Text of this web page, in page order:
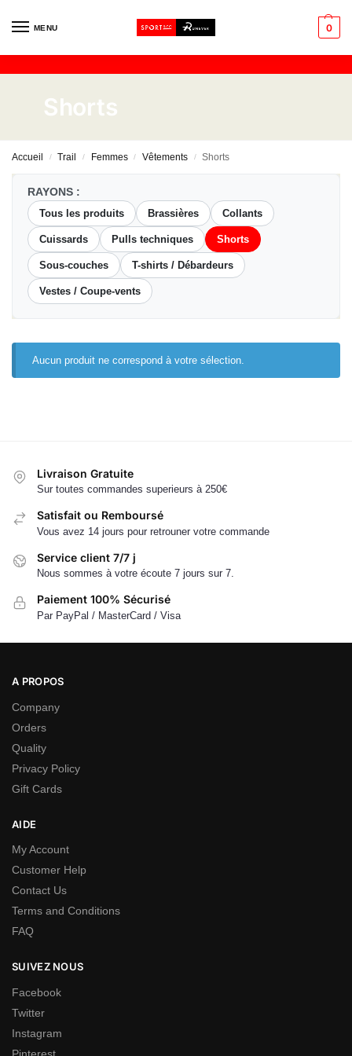
MENU 0
Shorts
Accueil / Trail / Femmes / Vêtements / Shorts
RAYONS :
Tous les produits
Brassières Collants
Cuissards Pulls techniques Shorts
Sous-couches T-shirts / Débardeurs
Vestes / Coupe-vents
Aucun produit ne correspond à votre sélection.
Livraison Gratuite
Sur toutes commandes superieurs à 250€
Satisfait ou Remboursé
Vous avez 14 jours pour retrouner votre commande
Service client 7/7 j
Nous sommes à votre écoute 7 jours sur 7.
Paiement 100% Sécurisé
Par PayPal / MasterCard / Visa
A PROPOS
Company
Orders
Quality
Privacy Policy
Gift Cards
AIDE
My Account
Customer Help
Contact Us
Terms and Conditions
FAQ
SUIVEZ NOUS
Facebook
Twitter
Instagram
Pinterest